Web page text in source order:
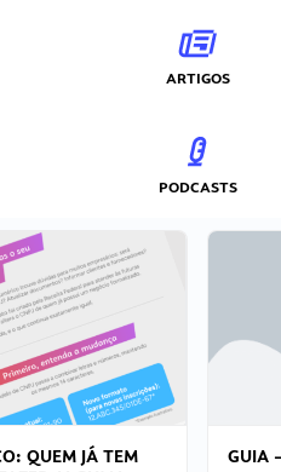
ARTIGOS
PODCASTS
QUEM JÁ TEM
GUIA